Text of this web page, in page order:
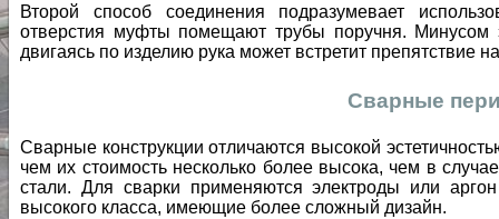
Второй способ соединения подразумевает
отверстия муфты помещают трубы поручня. Минусом
двигаясь по изделию рука может встретит препятствие
Сварные
Сварные конструкции отличаются высокой
чем их стоимость несколько более высока, чем в
стали. Для сварки применяются электроды или
высокого класса, имеющие более сложный дизайн.